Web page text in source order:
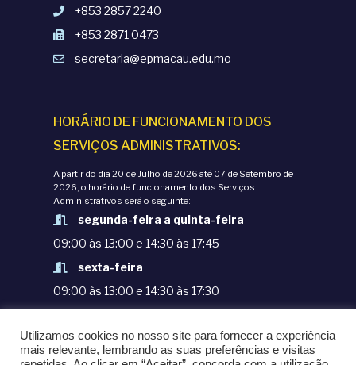
+853 2857 2240
+853 2871 0473
secretaria@epmacau.edu.mo
HORÁRIO DE FUNCIONAMENTO DOS
SERVIÇOS ADMINISTRATIVOS:
A partir do dia 20 de Julho de 2026 até 07 de Setembro de
2026, o horário de funcionamento dos Serviços
Administrativos será o seguinte:
segunda-feira a quinta-feira
09:00 às 13:00 e 14:30 às 17:45
sexta-feira
09:00 às 13:00 e 14:30 às 17:30
POLÍTICAS DE PRIVACIDADE
Utilizamos cookies no nosso site para fornecer a experiência
mais relevante, lembrando as suas preferências e visitas